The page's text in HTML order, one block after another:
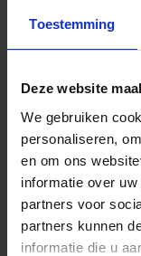
Toestemming
Deze website
We gebruiken
personaliseren,
en om ons
informatie over
partners voor
partners kunnen
informatie die u
OXLOC
wit rechts
Gtin:
Artikelnummer
€ 31,69
-